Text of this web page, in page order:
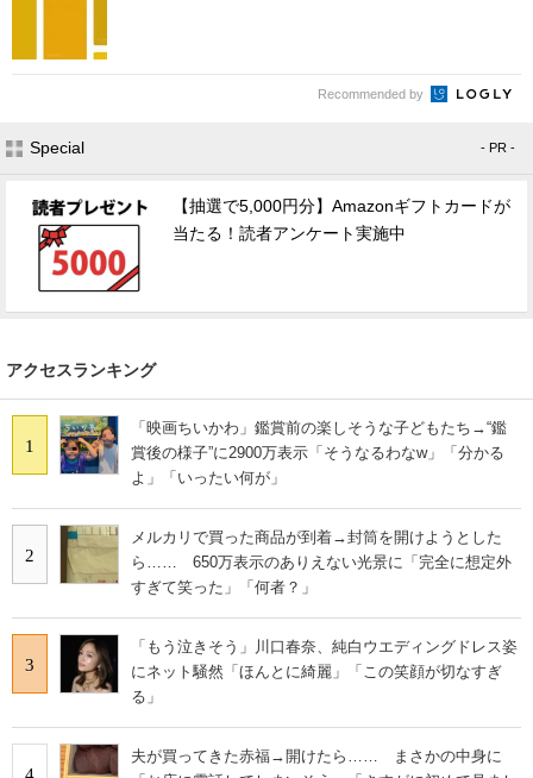
Recommended by
Special - PR -
【抽選で5,000円分】Amazonギフトカードが
当たる！読者アンケート実施中
アクセスランキング
1
「映画ちいかわ」鑑賞前の楽しそうな子どもたち→“鑑
賞後の様子”に2900万表示「そうなるわなw」「分かる
よ」「いったい何が」
2
メルカリで買った商品が到着→封筒を開けようとした
ら…… 650万表示のありえない光景に「完全に想定外
すぎて笑った」「何者？」
3
「もう泣きそう」川口春奈、純白ウエディングドレス姿
にネット騒然「ほんとに綺麗」「この笑顔が切なすぎ
る」
夫が買ってきた赤福→開けたら…… まさかの中身に